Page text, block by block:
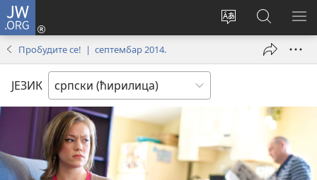
JW.ORG
Промени
Пријава
(отвара
Претрага
сајта
JW.ORG
Пробудите се! | септембар 2014.
ЈЕЗИК